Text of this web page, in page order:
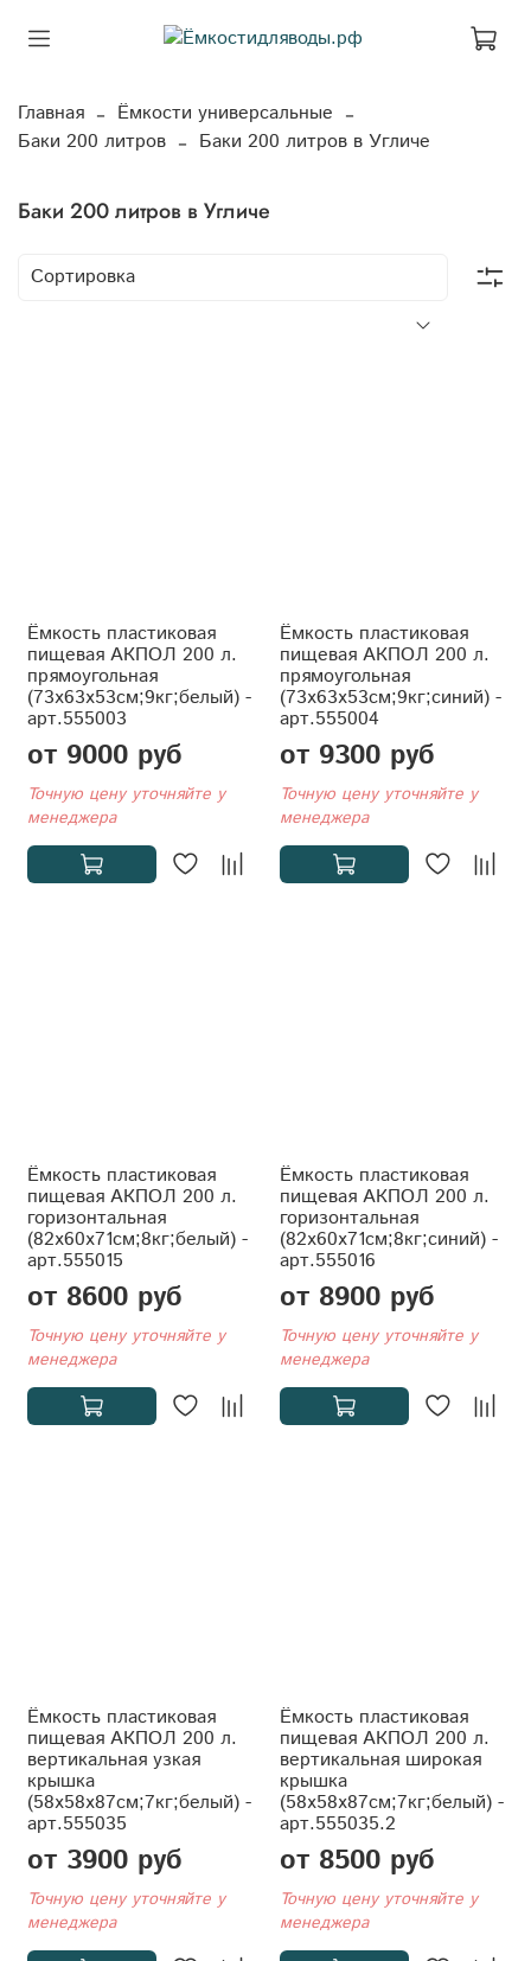
Главная
Ёмкости универсальные
Баки 200 литров
Баки 200 литров в Угличе
Баки 200 литров в Угличе
Ёмкость пластиковая
пищевая АКПОЛ 200 л.
прямоугольная
(73x63x53см;9кг;белый) -
арт.555003
от 9000 руб
Точную цену уточняйте у
менеджера
Ёмкость пластиковая
пищевая АКПОЛ 200 л.
прямоугольная
(73x63x53см;9кг;синий) -
арт.555004
от 9300 руб
Точную цену уточняйте у
менеджера
Ёмкость пластиковая
пищевая АКПОЛ 200 л.
горизонтальная
(82x60x71см;8кг;белый) -
арт.555015
от 8600 руб
Точную цену уточняйте у
менеджера
Ёмкость пластиковая
пищевая АКПОЛ 200 л.
горизонтальная
(82x60x71см;8кг;синий) -
арт.555016
от 8900 руб
Точную цену уточняйте у
менеджера
Ёмкость пластиковая
пищевая АКПОЛ 200 л.
вертикальная узкая
крышка
(58x58x87см;7кг;белый) -
арт.555035
от 3900 руб
Точную цену уточняйте у
менеджера
Ёмкость пластиковая
пищевая АКПОЛ 200 л.
вертикальная широкая
крышка
(58x58x87см;7кг;белый) -
арт.555035.2
от 8500 руб
Точную цену уточняйте у
менеджера